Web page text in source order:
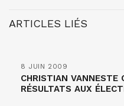
ARTICLES LIÉS
8 JUIN 2009
CHRISTIAN VANNESTE
RÉSULTATS AUX